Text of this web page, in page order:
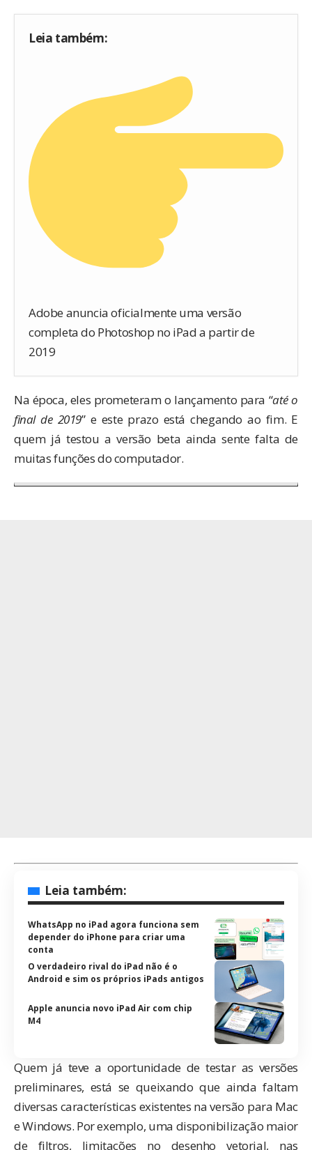
Leia também:
Adobe anuncia oficialmente uma versão
completa do Photoshop no iPad a partir de
2019
Na época, eles prometeram o lançamento para “até o
final de 2019” e este prazo está chegando ao fim. E
quem já testou a versão beta ainda sente falta de
muitas funções do computador.
Leia também:
WhatsApp no iPad agora funciona sem
depender do iPhone para criar uma
conta
O verdadeiro rival do iPad não é o
Android e sim os próprios iPads antigos
Apple anuncia novo iPad Air com chip
M4
Quem já teve a oportunidade de testar as versões
preliminares, está se queixando que ainda faltam
diversas características existentes na versão para Mac
e Windows. Por exemplo, uma disponibilização maior
de filtros, limitações no desenho vetorial, nas